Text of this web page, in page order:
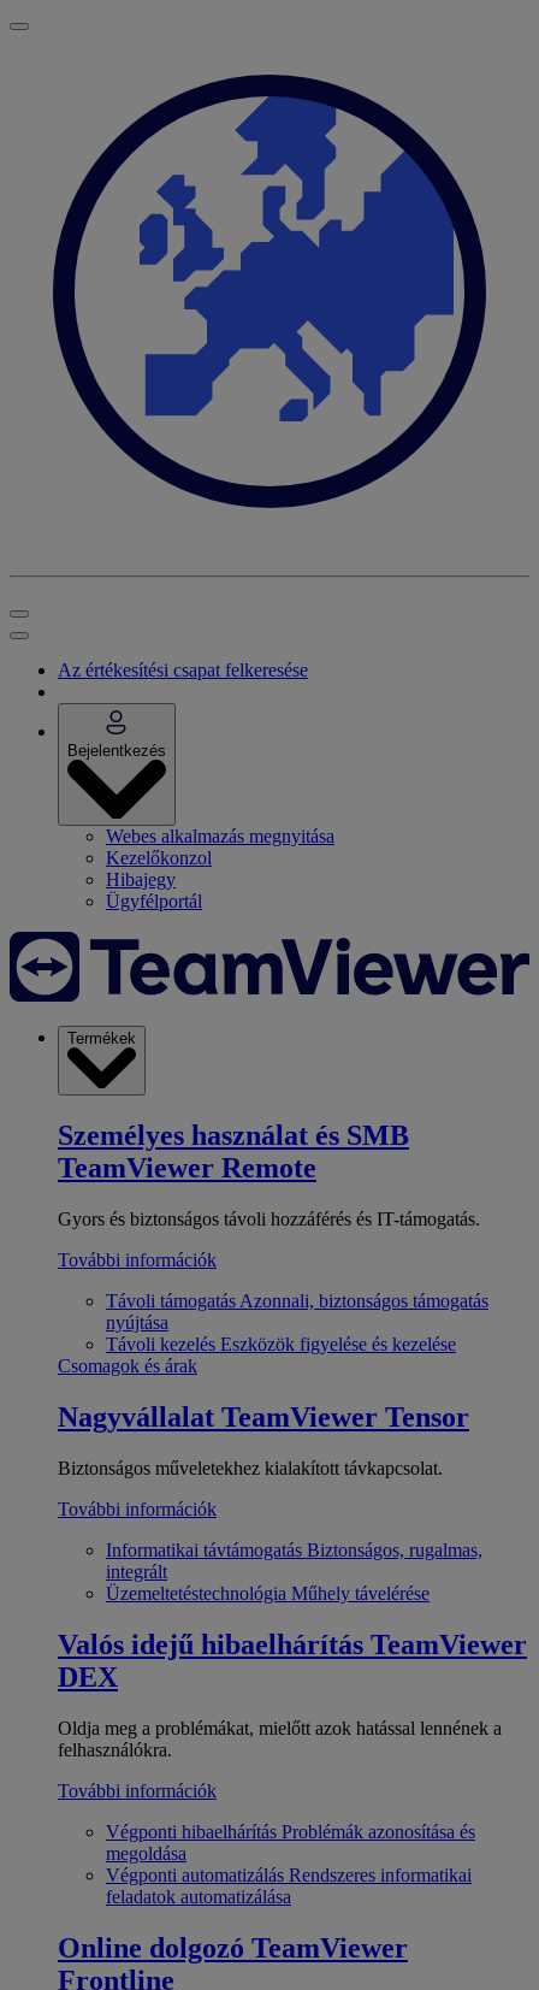
Az értékesítési csapat felkeresése
Bejelentkezés
Webes alkalmazás megnyitása
Kezelőkonzol
Hibajegy
Ügyfélportál
Termékek
Személyes használat és SMB
TeamViewer Remote
Gyors és biztonságos távoli hozzáférés és IT-támogatás.
További információk
Távoli támogatás Azonnali, biztonságos támogatás
nyújtása
Távoli kezelés Eszközök figyelése és kezelése
Csomagok és árak
Nagyvállalat TeamViewer Tensor
Biztonságos műveletekhez kialakított távkapcsolat.
További információk
Informatikai távtámogatás Biztonságos, rugalmas,
integrált
Üzemeltetéstechnológia Műhely távelérése
Valós idejű hibaelhárítás TeamViewer
DEX
Oldja meg a problémákat, mielőtt azok hatással lennének a
felhasználókra.
További információk
Végponti hibaelhárítás Problémák azonosítása és
megoldása
Végponti automatizálás Rendszeres informatikai
feladatok automatizálása
Online dolgozó TeamViewer
Frontline